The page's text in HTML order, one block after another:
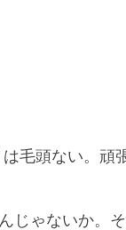
毛頭ない。頑
じゃないか。